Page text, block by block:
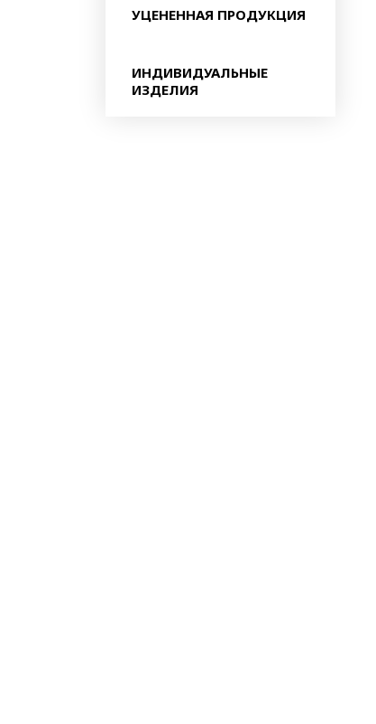
УЦЕНЕННАЯ ПРОДУКЦИЯ
ИНДИВИДУАЛЬНЫЕ
ИЗДЕЛИЯ